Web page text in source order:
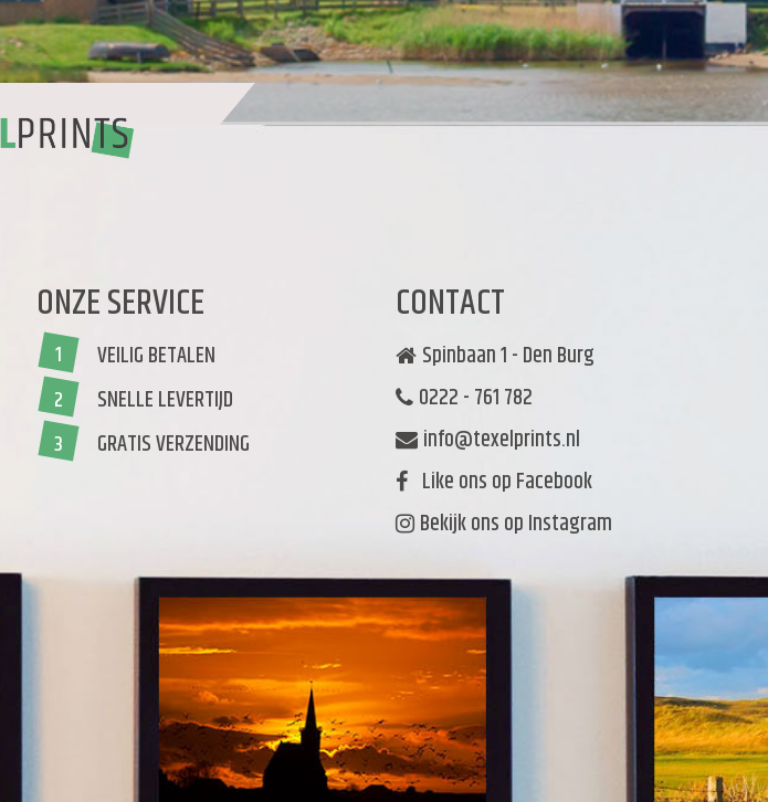
ONZE SERVICE
1 VEILIG BETALEN
2 SNELLE LEVERTIJD
3 GRATIS VERZENDING
CONTACT
Spinbaan 1 - Den Burg
0222 - 761 782
info@texelprints.nl
Like ons op Facebook
Bekijk ons op Instagram